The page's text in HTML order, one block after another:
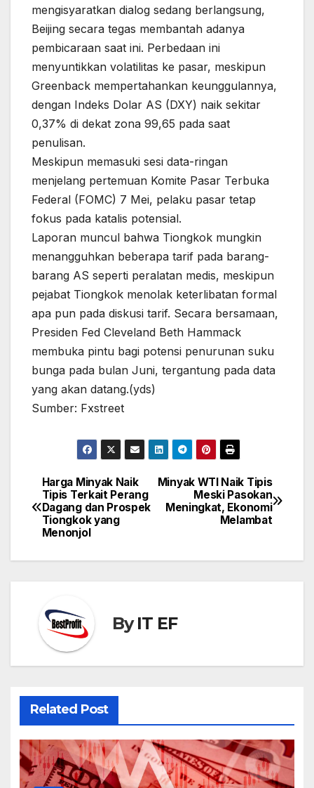
mengisyaratkan dialog sedang berlangsung,
Beijing secara tegas membantah adanya
pembicaraan saat ini. Perbedaan ini
menyuntikkan volatilitas ke pasar, meskipun
Greenback mempertahankan keunggulannya,
dengan Indeks Dolar AS (DXY) naik sekitar
0,37% di dekat zona 99,65 pada saat
penulisan.
Meskipun memasuki sesi data-ringan
menjelang pertemuan Komite Pasar Terbuka
Federal (FOMC) 7 Mei, pelaku pasar tetap
fokus pada katalis potensial.
Laporan muncul bahwa Tiongkok mungkin
menangguhkan beberapa tarif pada barang-
barang AS seperti peralatan medis, meskipun
pejabat Tiongkok menolak keterlibatan formal
apa pun pada diskusi tarif. Secara bersamaan,
Presiden Fed Cleveland Beth Hammack
membuka pintu bagi potensi penurunan suku
bunga pada bulan Juni, tergantung pada data
yang akan datang.(yds)
Sumber: Fxstreet
Post
navigation
Minyak WTI Naik Tipis
Meski Pasokan
Meningkat, Ekonomi
Melambat
Harga Minyak Naik
Tipis Terkait Perang
Dagang dan Prospek
Tiongkok yang
Menonjol
ByIT EF
Related Post